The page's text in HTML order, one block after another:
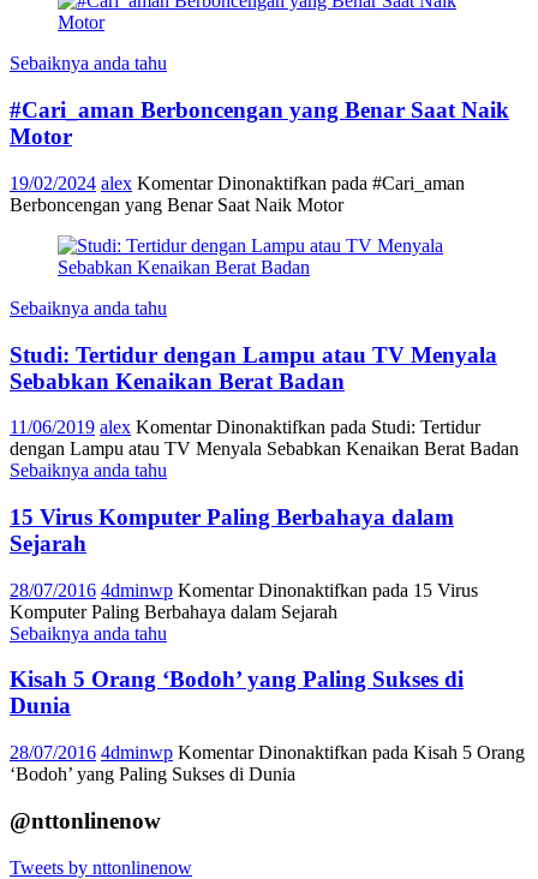
Sebaiknya anda tahu
#Cari_aman Berboncengan yang Benar Saat Naik
Motor
19/02/2024 alex Komentar Dinonaktifkan pada #Cari_aman
Berboncengan yang Benar Saat Naik Motor
Sebaiknya anda tahu
Studi: Tertidur dengan Lampu atau TV Menyala
Sebabkan Kenaikan Berat Badan
11/06/2019 alex Komentar Dinonaktifkan pada Studi: Tertidur
dengan Lampu atau TV Menyala Sebabkan Kenaikan Berat Badan
Sebaiknya anda tahu
15 Virus Komputer Paling Berbahaya dalam
Sejarah
28/07/2016 4dminwp Komentar Dinonaktifkan pada 15 Virus
Komputer Paling Berbahaya dalam Sejarah
Sebaiknya anda tahu
Kisah 5 Orang ‘Bodoh’ yang Paling Sukses di
Dunia
28/07/2016 4dminwp Komentar Dinonaktifkan pada Kisah 5 Orang
‘Bodoh’ yang Paling Sukses di Dunia
@nttonlinenow
Tweets by nttonlinenow